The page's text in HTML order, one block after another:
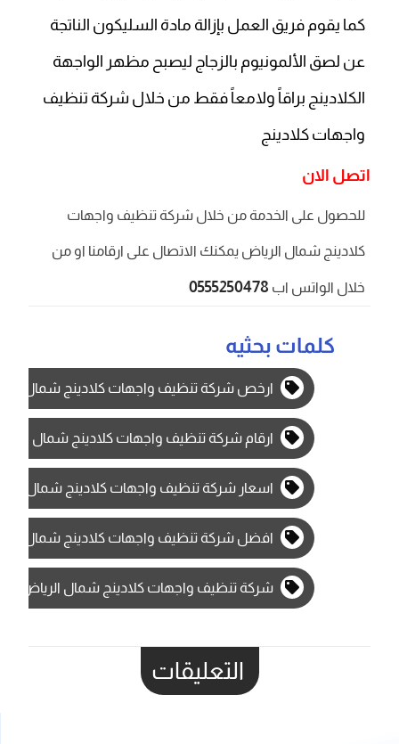
كما يقوم فريق العمل بإزالة مادة السليكون الناتجة
عن لصق الألمونيوم بالزجاج ليصبح مظهر الواجهة
الكلادينج براقاً ولامعاً فقط من خلال شركة تنظيف
واجهات كلادينج
اتصل الان
للحصول على الخدمة من خلال شركة تنظيف واجهات
كلادينج شمال الرياض يمكنك الاتصال على ارقامنا او من
خلال الواتس اب 0555250478
كلمات بحثيه
ارخص شركة تنظيف واجهات كلادينج شمال
ارقام شركة تنظيف واجهات كلادينج شمال
اسعار شركة تنظيف واجهات كلادينج شمال
افضل شركة تنظيف واجهات كلادينج شمال
شركة تنظيف واجهات كلادينج شمال الرياض
التعليقات